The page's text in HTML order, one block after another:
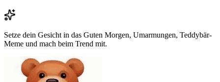
Setze dein Gesicht in das Guten Morgen, Umarmungen, Teddybär-
Meme und mach beim Trend mit.